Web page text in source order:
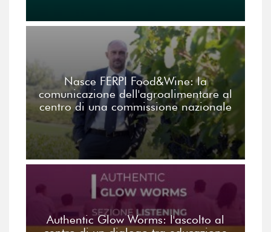
Nasce FERPI Food&Wine: la
comunicazione dell'agroalimentare al
centro di una commissione nazionale
Authentic Glow Worms: l'ascolto al